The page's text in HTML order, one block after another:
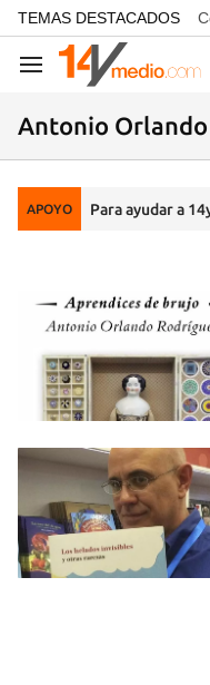
common.go-to-content
TEMAS DESTACADOS
Navegación
Antonio
APOYO Para ayudar a